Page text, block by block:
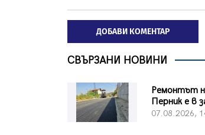
ДОБАВИ КОМЕНТАР
СВЪРЗАНИ НОВИНИ
Ремонтът
Перник е в
07.08.2026,